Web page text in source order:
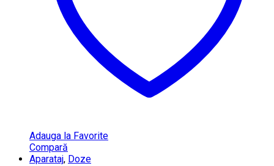
Adauga la Favorite
Compară
Aparataj, Doze